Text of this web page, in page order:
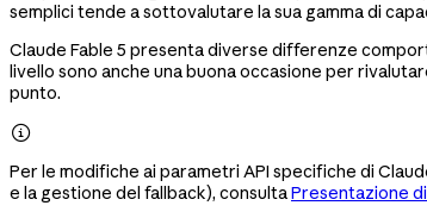
semplici tende a sottovalutare la sua gamma di
Claude Fable 5 presenta diverse differenze
livello sono anche una buona occasione per
punto.

Per le modifiche ai parametri API specifiche di
e la gestione del fallback), consultaPresentazione